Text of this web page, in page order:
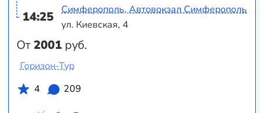
14:25
От2001 руб.
Симферополь, Автовокзал Симферополь
ул. Киевская, 4
Горизон-Тур
4
209